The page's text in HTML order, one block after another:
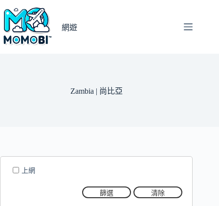
主
要
網遊
Zambia | 尚比亞
上網
篩選 清除